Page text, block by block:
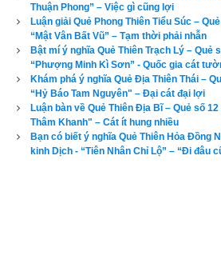
Lời bàn: Của bất nghĩa dù giữ thế nào
có ngày bị “tiểu quỷ thâu tiền”. Trẻ con
còn mờ, lòng dạ còn tối, còn kẻ tích
thực.
Nếu số điện thoại của bạn có Quẻ Sơn
xấu. Để biết số điện thoại của bạn gieo
tuổi, hợp phong thủy với bạn hay
Thuận Phong” – Việc gì cũng lợi
Luận giải Quẻ Phong Thiên Tiểu Súc –
“Mật Vân Bất Vũ” – Tạm thời phải nhẫn
Bật mí ý nghĩa Quẻ Thiên Trạch Lý – Quẻ
“Phượng Minh Kì Sơn” - Quốc gia cát
Khám phá ý nghĩa Quẻ Địa Thiên Thái –
“Hỷ Báo Tam Nguyên" – Đại cát đại lợi
Luận bàn về Quẻ Thiên Địa Bĩ – Quẻ số
Thâm Khanh" – Cát ít hung nhiều
Bạn có biết ý nghĩa Quẻ Thiên Hỏa Đồng
kinh Dịch - “Tiên Nhân Chỉ Lộ” – “Đi đâu